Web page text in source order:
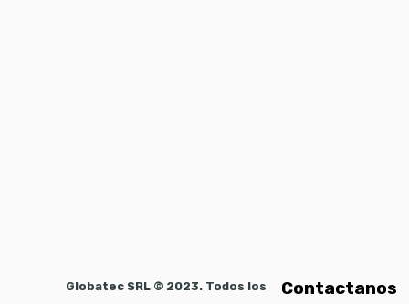
Contactanos
Globatec SRL © 2023. Todos los